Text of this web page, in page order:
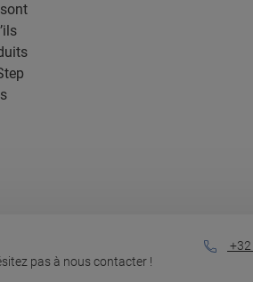
pas à nous contacter !
+32